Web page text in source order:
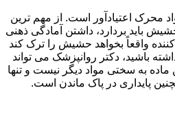
محرک اعتیادآور است. از مهم ترین
باید بردارد، داشتن آمادگی ذهنی
واقعاً بخواهد حشیش را ترک کند
باشید، دکتر روانپزشک می تواند
ماده به سختی مواد دیگر نیست و تنها
پایداری در پاک ماندن است.